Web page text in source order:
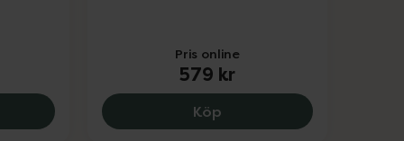
159 kr.Professional Line GenuMotion Knee M, 579 kr.
Pris online
579 kr
KöpActimove Professional